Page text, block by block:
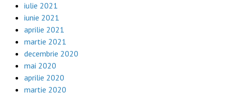
iulie 2021
iunie 2021
aprilie 2021
martie 2021
decembrie 2020
mai 2020
aprilie 2020
martie 2020